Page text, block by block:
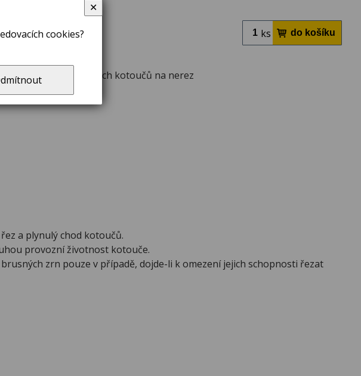
ks
Sada 10 řezných kotoučů na nerez
a plynulý chod kotoučů.
provozní životnost kotouče.
zrn pouze v případě, dojde-li k omezení jejich schopnosti řezat
cookies?
✕